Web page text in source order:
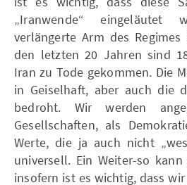
„Iranwende“ eingeläutet
verlängerte Arm des
den letzten 20 Jahren sind
Iran zu Tode gekommen. Die
in Geiselhaft, aber auch die
bedroht. Wir werden
Gesellschaften, als
Werte, die ja auch nicht
universell. Ein Weiter-so
insofern ist es wichtig, dass